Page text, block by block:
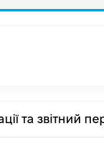
та звітний